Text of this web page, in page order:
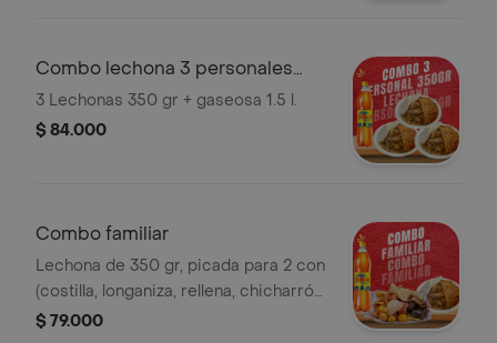
Combo lechona 3 personales
grandes
3 Lechonas 350 gr + gaseosa 1.5 l.
$ 84.000
Combo familiar
Lechona de 350 gr, picada para 2 con
(costilla, longaniza, rellena, chicharrón
carnudo, totiado, papa criolla y
$ 79.000